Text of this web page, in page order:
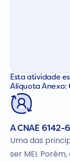
Esta atividade
Alíquota Anexo:
A CNAE
Uma das
ser MEI.